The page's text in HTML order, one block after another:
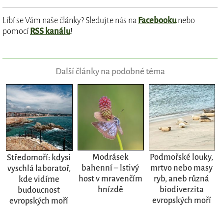
Líbí se Vám naše články? Sledujte nás na Facebookunebo
pomocíRSS kanálu!
Další články na podobné téma
Středomoří: kdysi
vyschlá laboratoř,
kde vidíme
budoucnost
evropských moří
Modrásek
bahenní – lstivý
host v mravenčím
hnízdě
Podmořské louky,
mrtvo nebo masy
ryb, aneb různá
biodiverzita
evropských moří